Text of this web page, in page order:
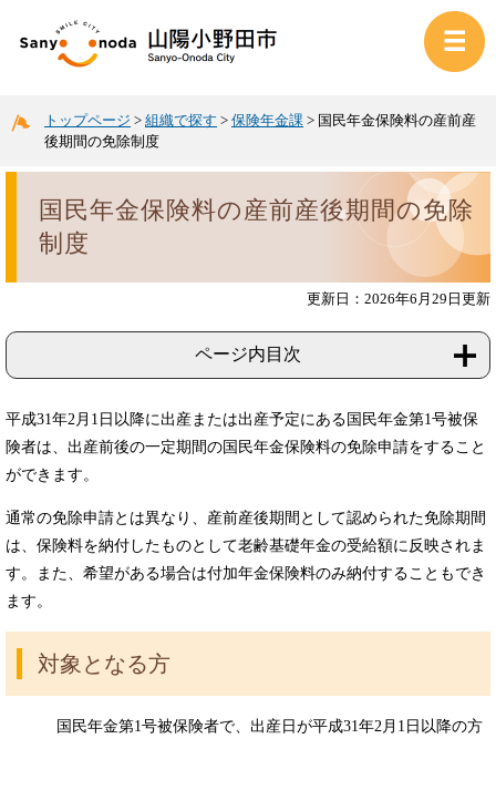
トップページ > 組織で探す > 保険年金課 > 国民年金保険料の産前産
後期間の免除制度
国民年金保険料の産前産後期間の免除
制度
更新日：2026年6月29日更新
ページ内目次
平成31年2月1日以降に出産または出産予定にある国民年金第1号被保
険者は、出産前後の一定期間の国民年金保険料の免除申請をすること
ができます。
通常の免除申請とは異なり、産前産後期間として認められた免除期間
は、保険料を納付したものとして老齢基礎年金の受給額に反映されま
す。また、希望がある場合は付加年金保険料のみ納付することもでき
ます。
対象となる方
国民年金第1号被保険者で、出産日が平成31年2月1日以降の方